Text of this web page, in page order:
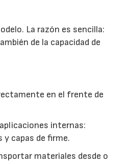
La razón es sencilla:
de la capacidad de
en el frente de
internas:
capas de firme.
materiales desde o